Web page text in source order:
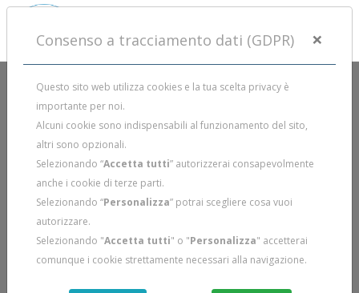
Consenso a tracciamento dati (GDPR) ×
Questo sito web utilizza cookies e la tua scelta privacy è
importante per noi.
Alcuni cookie sono indispensabili al funzionamento del sito,
altri sono opzionali.
Selezionando “Accetta tutti” autorizzerai consapevolmente
anche i cookie di terze parti.
Selezionando “Personalizza” potrai scegliere cosa vuoi
autorizzare.
Selezionando "Accetta tutti" o "Personalizza" accetterai
comunque i cookie strettamente necessari alla navigazione.